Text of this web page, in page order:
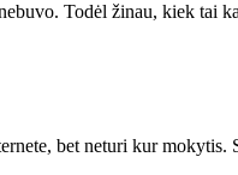
Todėl žinau, kiek tai
bet neturi kur